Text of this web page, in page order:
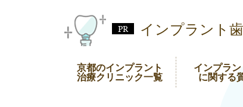
インプラント
京都のインプラント
治療クリニック一覧
インプラ
に関する